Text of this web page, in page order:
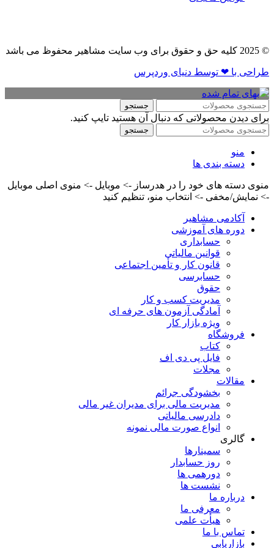
© 2025 کلیه حق و حقوق برای وب سایت مشاهیر محفوظ می باشد
طراحی با ❤ توسط​ دنیای وردپرس
جستجو
برای دیدن محصولاتی که دنبال آن هستید تایپ کنید.
جستجو
منو
دسته بندی ها
منوی دسته های خود را در هدرساز -> موبایل -> منوی اصلی موبایل
-> نمایش/مخفی -> انتخاب منو، تنظیم کنید
آکادمی مشاهیر
دوره های آموزشی
حسابداری
قوانین مالیاتی
قانون کار و تأمین اجتماعی
حسابرسی
حقوق
مدیریت کسب و کار
آمادگی آزمون های حرفه ای
ویژه بازار کار
فروشگاه
کتاب
فایل پی دی اف
مجلات
مقالات
بخشودگی جرائم
مدیریت مالی برای مدیران غیر مالی
دادرسی مالیاتی
انواع صورت مالی نمونه
گالری
سمینارها
روز حسابدار
دورهمی ها
نشست ها
درباره ما
معرفی ما
هیأت علمی
تماس با ما
بازاریابی